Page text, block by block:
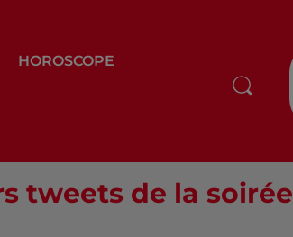
HOROSCOPE
tweets de la soirée